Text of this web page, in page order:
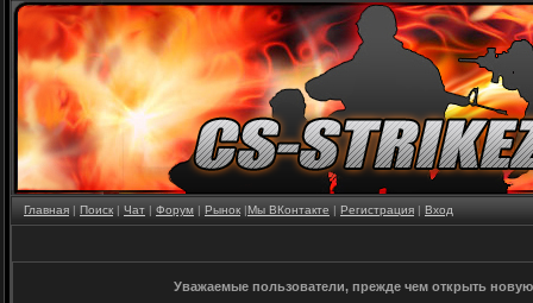
Главная | Поиск | Чат | Форум | Рынок |Мы ВКонтакте | Регистрация | Вход
Уважаемые пользователи, прежде чем открыть